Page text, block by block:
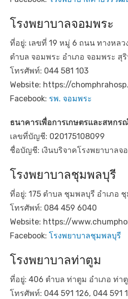
โรงพยาบาลจอมพระ
ที่อยู่: เลขที่ 19 หมู่ 6 ถนน ทางหล
ตำบล จอมพระ อำเภอ จอมพระ สุ
โทรศัพท์: 044 581 103
Website: https://
Facebook: รพ. จอมพระ
ธนาคารเพื่อการเกษตรและสหกร
เลขที่บัญชี: 020175108099
ชื่อบัญชี: เงินบริจาคโรงพยาบาลจ
โรงพยาบาลชุมพลบุรี
ที่อยู่: 175 ตำบล ชุมพลบุรี อำเภอ
โทรศัพท์: 084 459 6040
Website: https://
Facebook: โรงพยาบาลชุมพลบุรี
โรงพยาบาลท่าตูม
ที่อยู่: 406 ตำบล ท่าตูม อำเภอ ท่า
โทรศัพท์: 044 591 126, 044 591